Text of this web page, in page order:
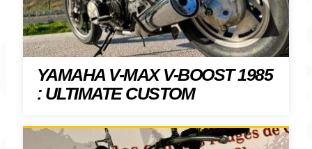
YAMAHA V-MAX V-BOOST 1985
: ULTIMATE CUSTOM